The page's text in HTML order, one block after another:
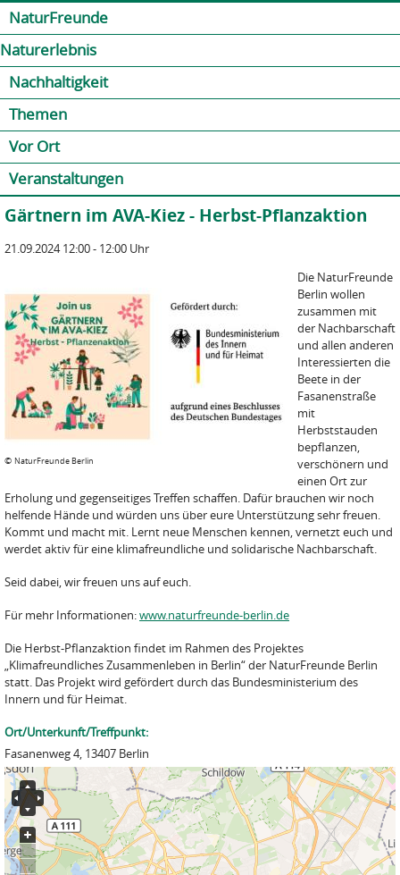
NaturFreunde
Naturerlebnis
Nachhaltigkeit
Themen
Vor Ort
Veranstaltungen
Gärtnern im AVA-Kiez - Herbst-Pflanzaktion
21.09.2024 12:00 - 12:00 Uhr
© NaturFreunde Berlin
Die NaturFreunde
Berlin wollen
zusammen mit
der Nachbarschaft
und allen anderen
Interessierten die
Beete in der
Fasanenstraße
mit
Herbststauden
bepflanzen,
verschönern und
einen Ort zur
Erholung und gegenseitiges Treffen schaffen. Dafür brauchen wir noch
helfende Hände und würden uns über eure Unterstützung sehr freuen.
Kommt und macht mit. Lernt neue Menschen kennen, vernetzt euch und
werdet aktiv für eine klimafreundliche und solidarische Nachbarschaft.
Seid dabei, wir freuen uns auf euch.
Für mehr Informationen:www.naturfreunde-berlin.de
Die Herbst-Pflanzaktion findet im Rahmen des Projektes
„Klimafreundliches Zusammenleben in Berlin“ der NaturFreunde Berlin
statt. Das Projekt wird gefördert durch das Bundesministerium des
Innern und für Heimat.
Ort/Unterkunft/Treffpunkt:
Fasanenweg 4, 13407 Berlin